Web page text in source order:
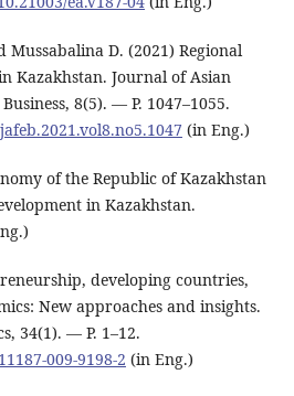
Mussabalina D. (2021) Regional
Kazakhstan. Journal of Asian
8(5). — Р. 1047–1055.
(in Eng.)
of the Republic of Kazakhstan
in Kazakhstan.
developing countries,
New approaches and insights.
34(1). — Р. 1–12.
009-9198-2 (in Eng.)